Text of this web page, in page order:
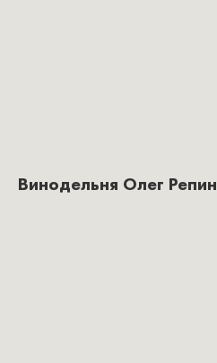
Винодельня Олег Репин